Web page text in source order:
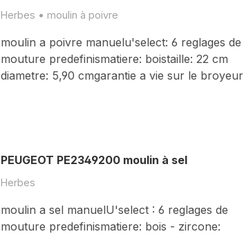
Herbes • moulin à poivre
moulin a poivre manuelu'select: 6 reglages de
mouture predefinismatiere: boistaille: 22 cm
diametre: 5,90 cmgarantie a vie sur le broyeur
PEUGEOT PE2349200 moulin à sel
Herbes
moulin a sel manuelU'select : 6 reglages de
mouture predefinismatiere: bois - zircone: